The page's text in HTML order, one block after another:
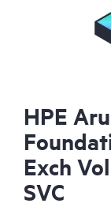
HPE
Exch
SVC